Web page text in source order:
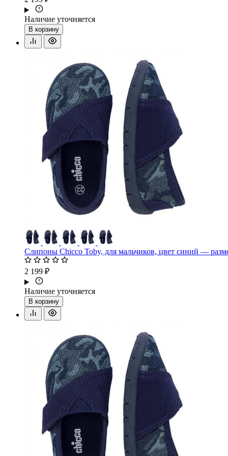
Наличие уточняется
В корзину
Слипоны Chicco Toby, для мальчиков, цвет синий —
2 199 ₽
Наличие уточняется
В корзину